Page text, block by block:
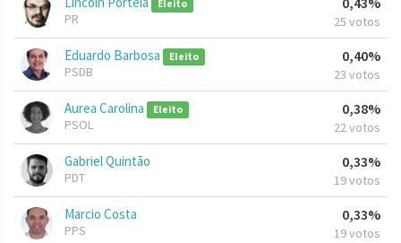
Eleito
PR 25 votos
Eduardo Barbosa Eleito
PSDB
0,40%
23 votos
Aurea Carolina Eleito
PSOL
0,38%
22 votos
Gabriel Quintão
PDT
0,33%
19 votos
Marcio Costa
PPS
0,33%
19 votos